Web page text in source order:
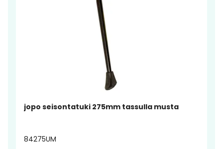
jopo seisontatuki 275mm tassulla musta
84275UM